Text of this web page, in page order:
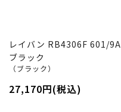
レイバン RB4306F 601/9A
ブラック
（ブラック）
27,170円(税込)